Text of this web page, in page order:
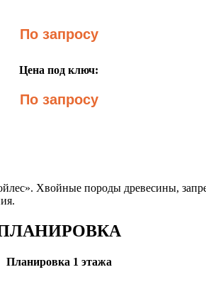
По запросу
Цена под ключ:
По запросу
Хвойные породы древесины,
Планировка 1 этажа